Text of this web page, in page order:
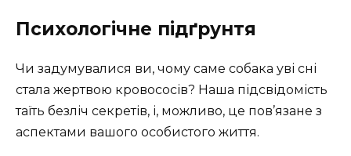
Психологічне підґрунтя
Чи задумувалися ви, чому саме собака уві сні
стала жертвою кровососів? Наша підсвідомість
таїть безліч секретів, і, можливо, це пов’язане з
аспектами вашого особистого життя.